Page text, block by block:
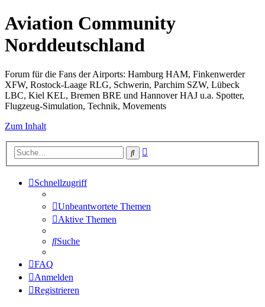
Aviation Community
Norddeutschland
Forum für die Fans der Airports: Hamburg HAM, Finkenwerder
XFW, Rostock-Laage RLG, Schwerin, Parchim SZW, Lübeck
LBC, Kiel KEL, Bremen BRE und Hannover HAJ u.a. Spotter,
Flugzeug-Simulation, Technik, Movements
Zum Inhalt
Suche
Schnellzugriff
Unbeantwortete Themen
Aktive Themen
Suche
FAQ
Anmelden
Registrieren